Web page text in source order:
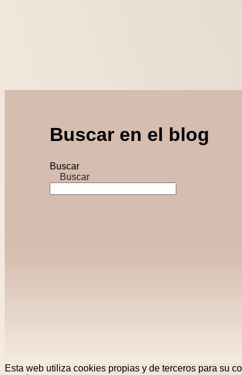
Buscar en el blog
Buscar
Buscar
Esta web utiliza cookies propias y de terceros para su